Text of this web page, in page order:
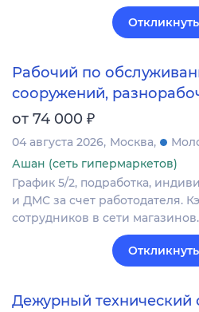
Рабочий по
сооружений,
от 74 000 ₽
04 августа 2026 Москва
Ашан (сеть гипермаркетов)
График 5/2, подработка,
и ДМС за счет работодателя.
сотрудников в сети магазинов.
Дежурный технический